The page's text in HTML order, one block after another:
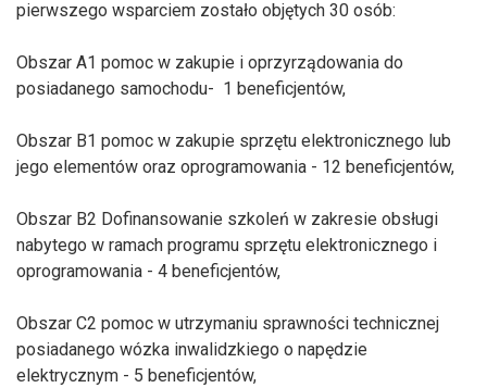
pierwszego wsparciem zostało objętych 30 osób:
Obszar A1 pomoc w zakupie i oprzyrządowania do
posiadanego samochodu- 1 beneficjentów,
Obszar B1 pomoc w zakupie sprzętu elektronicznego lub
jego elementów oraz oprogramowania - 12 beneficjentów,
Obszar B2 Dofinansowanie szkoleń w zakresie obsługi
nabytego w ramach programu sprzętu elektronicznego i
oprogramowania - 4 beneficjentów,
Obszar C2 pomoc w utrzymaniu sprawności technicznej
posiadanego wózka inwalidzkiego o napędzie
elektrycznym - 5 beneficjentów,